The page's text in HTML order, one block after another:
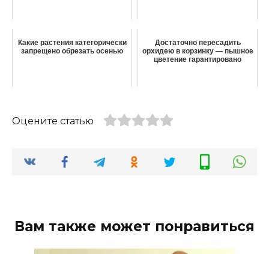
Какие растения категорически
запрещено обрезать осенью
Достаточно пересадить
орхидею в корзинку — пышное
цветение гарантировано
Оцените статью
Вам также может понравиться